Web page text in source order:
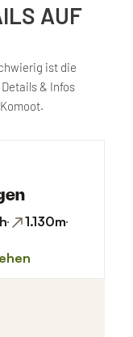
AUF
ist die
& Infos